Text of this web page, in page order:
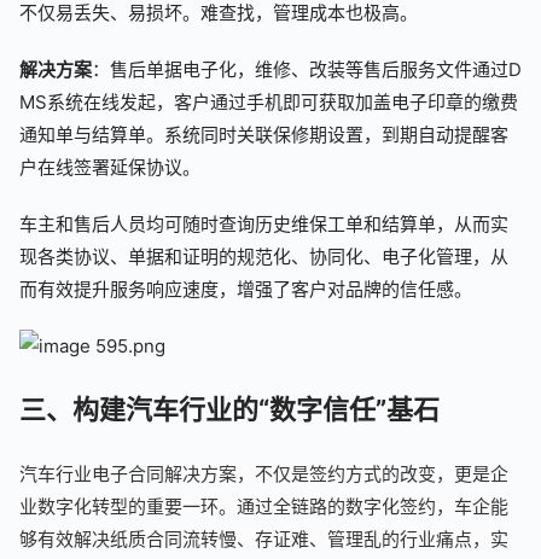
不仅易丢失、易损坏。难查找，管理成本也极高。
解决方案：售后单据电子化，维修、改装等售后服务文件通过D
MS系统在线发起，客户通过手机即可获取加盖电子印章的缴费
通知单与结算单。系统同时关联保修期设置，到期自动提醒客
户在线签署延保协议。
车主和售后人员均可随时查询历史维保工单和结算单，从而实
现各类协议、单据和证明的规范化、协同化、电子化管理，从
而有效提升服务响应速度，增强了客户对品牌的信任感。
三、构建汽车行业的“数字信任”基石
汽车行业电子合同解决方案，不仅是签约方式的改变，更是企
业数字化转型的重要一环。通过全链路的数字化签约，车企能
够有效解决纸质合同流转慢、存证难、管理乱的行业痛点，实